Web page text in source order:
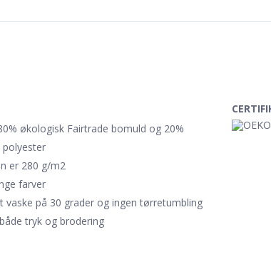
økologisk Fairtrade bomuld og 20%
polyester
er 280 g/m2
farver
vaske på 30 grader og ingen tørretumbling
tryk og brodering